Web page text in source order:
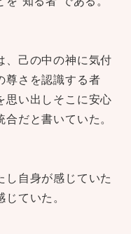
、己の中の神に気付
尊さを認識する者
思い出しそこに安心
だと書いていた。
し自身が感じていた
ていた。